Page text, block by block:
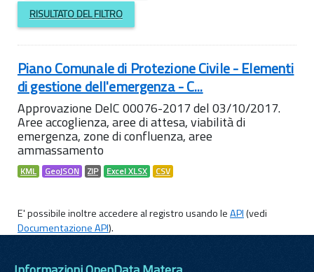
RISULTATO DEL FILTRO
Piano Comunale di Protezione Civile - Elementi
di gestione dell'emergenza - C...
Approvazione DelC 00076-2017 del 03/10/2017.
Aree accoglienza, aree di attesa, viabilità di
emergenza, zone di confluenza, aree
ammassamento
KML GeoJSON ZIP Excel XLSX CSV
E' possibile inoltre accedere al registro usando leAPI(vedi
Documentazione API).